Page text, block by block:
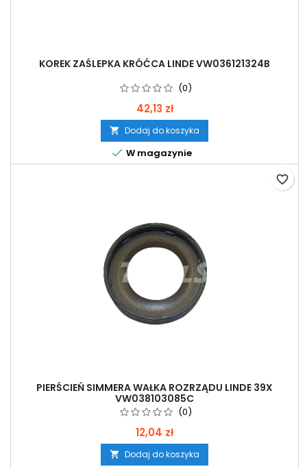
KOREK ZAŚLEPKA KRÓĆCA LINDE VW036121324B
(0)
42,13 zł
 Dodaj do koszyka
 W magazynie
PIERŚCIEŃ SIMMERA WAŁKA ROZRZĄDU LINDE 39X
VW038103085C
(0)
12,04 zł
 Dodaj do koszyka
favorite_border